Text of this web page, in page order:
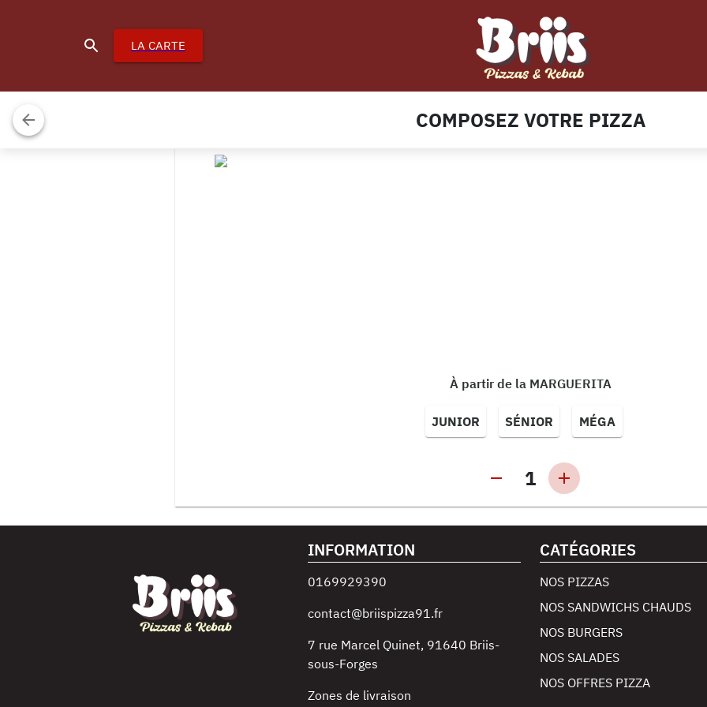
LA CARTE
COMPOSEZ VOTRE PIZZA
À partir de la MARGUERITA
JUNIOR SÉNIOR MÉGA
1
INFORMATION
0169929390
contact@briispizza91.fr
7 rue Marcel Quinet, 91640 Briis-
sous-Forges
Zones de livraison
CATÉGORIES
NOS PIZZAS
NOS SANDWICHS CHAUDS
NOS BURGERS
NOS SALADES
NOS OFFRES PIZZA